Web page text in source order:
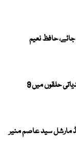
لیٹر کی جائے، حافظ نعیم
الیکشن کمیشن نے بلوچستان کے 4 بلدیاتی حلقوں میں 9
مارشل سید عاصم منیر